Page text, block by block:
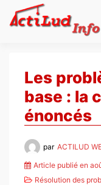
Skip
Les
base : la
énoncés
par ACTILUD
Article publié en
Résolution des